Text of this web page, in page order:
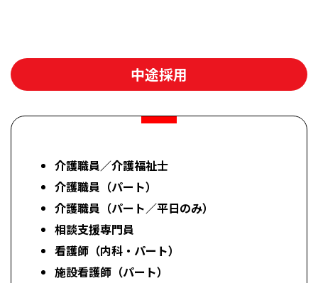
中途採用
介護職員／介護福祉士
介護職員（パート）
介護職員（パート／平日のみ）
相談支援専門員
看護師（内科・パート）
施設看護師（パート）